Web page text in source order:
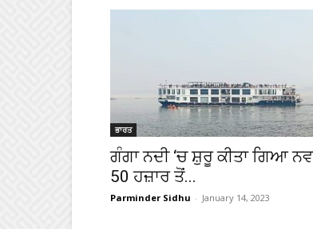
ਭਾਰਤ
ਗੰਗਾ ਨਦੀ ‘ਚ ਸ਼ੁਰੂ ਕੀਤਾ ਗਿਆ
50 ਹਜ਼ਾਰ ਤੋਂ...
Parminder Sidhu - January 14, 2023